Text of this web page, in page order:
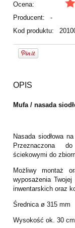
Ocena:
Producent:
-
Kod produktu:
OPIS
Mufa / nasada
Nasada siodłowa
Przeznaczona do
ściekowymi do
Możliwy montaż
wyposażenia
inwentarskich oraz
Średnica ø 315 mm
Wysokość ok. 30 cm